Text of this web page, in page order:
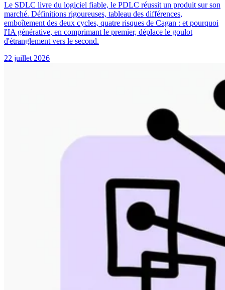
Le SDLC livre du logiciel fiable, le PDLC réussit un produit sur son
marché. Définitions rigoureuses, tableau des différences,
emboîtement des deux cycles, quatre risques de Cagan : et pourquoi
l'IA générative, en comprimant le premier, déplace le goulot
d'étranglement vers le second.
22 juillet 2026